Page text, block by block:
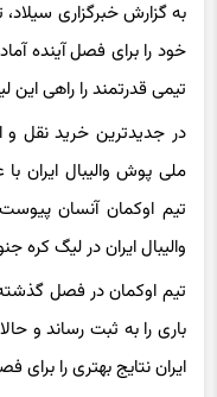
به گزارش خبرگزاری سیلاد،
خود را برای فصل آینده
تیمی قدرتمند را راهی این
در جدیدترین خرید نقل و
ملی پوش والیبال ایران
تیم اوکمان آنسان
والیبال ایران در لیگ کره
تیم اوکمان در فصل گذشته
باری را به ثبت رساند و
ایران نتایج بهتری را